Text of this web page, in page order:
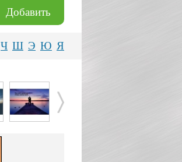
Добавить
Ч Ш Э Ю Я